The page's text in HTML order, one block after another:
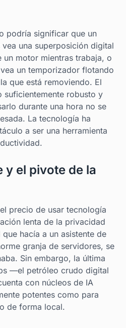
podría significar que un
una superposición digital
un motor mientras trabaja, o
un temporizador flotando
que está removiendo. El
suficientemente robusto y
durante una hora no se
La tecnología ha
a ser una herramienta
y el pivote de la
precio de usar tecnología
lenta de la privacidad
hacía a un asistente de
granja de servidores, se
Sin embargo, la última
—el petróleo crudo digital
con núcleos de IA
potentes como para
de forma local.